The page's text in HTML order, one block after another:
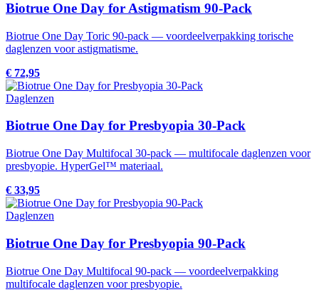
Biotrue One Day for Astigmatism 90-Pack
Biotrue One Day Toric 90-pack — voordeelverpakking torische
daglenzen voor astigmatisme.
€ 72,95
Daglenzen
Biotrue One Day for Presbyopia 30-Pack
Biotrue One Day Multifocal 30-pack — multifocale daglenzen voor
presbyopie. HyperGel™ materiaal.
€ 33,95
Daglenzen
Biotrue One Day for Presbyopia 90-Pack
Biotrue One Day Multifocal 90-pack — voordeelverpakking
multifocale daglenzen voor presbyopie.